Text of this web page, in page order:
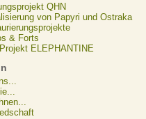
QHN
von Papyri und Ostraka
& Forts
ELEPHANTINE